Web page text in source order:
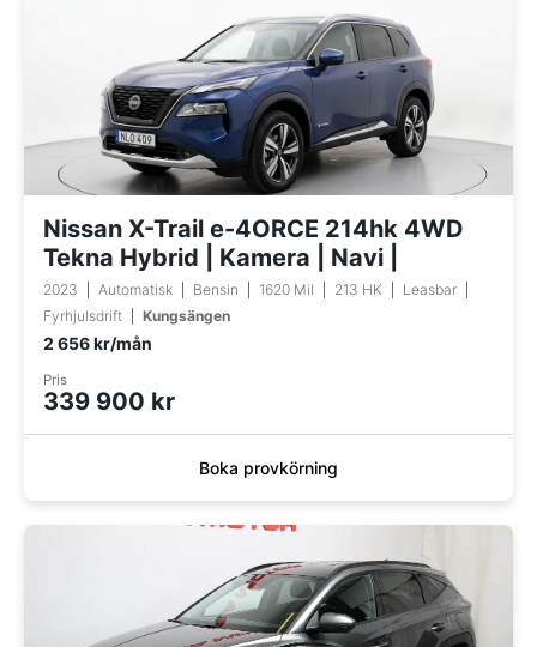
Nissan X-Trail e-4ORCE 214hk 4WD
Tekna Hybrid | Kamera | Navi |
2023 Automatisk Bensin 1620 Mil 213 HK
Leasbar
Fyrhjulsdrift
Kungsängen
2 656 kr/mån
Pris
339 900 kr
Boka provkörning